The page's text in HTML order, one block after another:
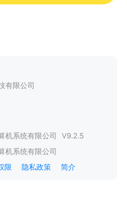
有限公司
机系统有限公司 V9.2.5
机系统有限公司
限 隐私政策 简介